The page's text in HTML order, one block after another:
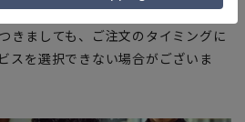
います。予めご了承ください。
きましても、ご注文のタイミングに
スを選択できない場合がございま